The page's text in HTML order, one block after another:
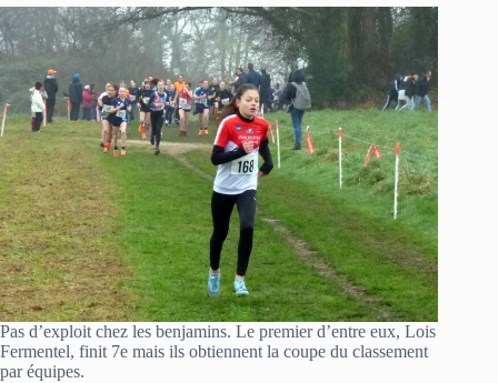
Pas d’exploit chez les benjamins. Le premier d’entre eux, Lois
Fermentel, finit 7e mais ils obtiennent la coupe du classement
par équipes.